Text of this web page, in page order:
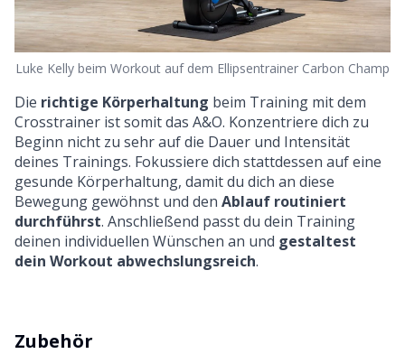
Luke Kelly beim Workout auf dem Ellipsentrainer Carbon Champ
Die richtige Körperhaltung beim Training mit dem
Crosstrainer ist somit das A&O. Konzentriere dich zu
Beginn nicht zu sehr auf die Dauer und Intensität
deines Trainings. Fokussiere dich stattdessen auf eine
gesunde Körperhaltung, damit du dich an diese
Bewegung gewöhnst und den Ablauf routiniert
durchführst. Anschließend passt du dein Training
deinen individuellen Wünschen an und gestaltest
dein Workout abwechslungsreich.
Zubehör